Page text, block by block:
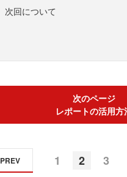
次回について
次のページ
レポートの活用方
1 2 3
PREV